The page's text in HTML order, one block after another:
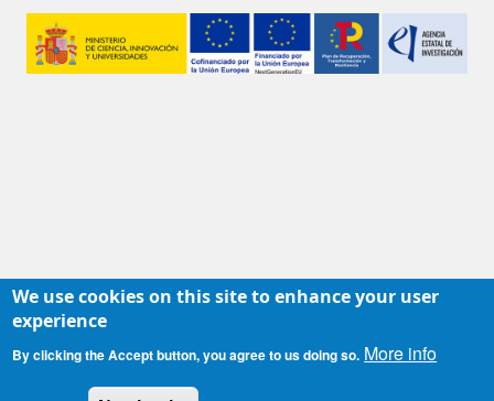
Image
Contacto|Accesibilidad|Aviso legal|Política de Cookies
Protección de datos
We use cookies on this site to enhance your user
experience
By clicking the Accept button, you agree to us doing so. More info